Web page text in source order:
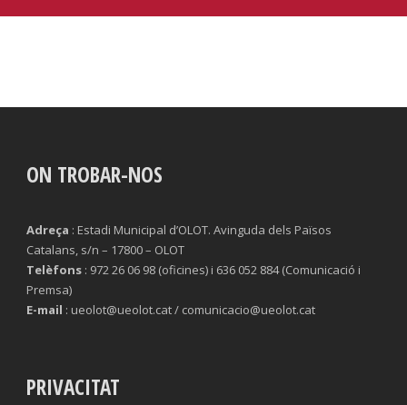
ON TROBAR-NOS
Adreça : Estadi Municipal d’OLOT. Avinguda dels Països
Catalans, s/n – 17800 – OLOT
Telèfons : 972 26 06 98 (oficines) i 636 052 884 (Comunicació i
Premsa)
E-mail : ueolot@ueolot.cat / comunicacio@ueolot.cat
PRIVACITAT